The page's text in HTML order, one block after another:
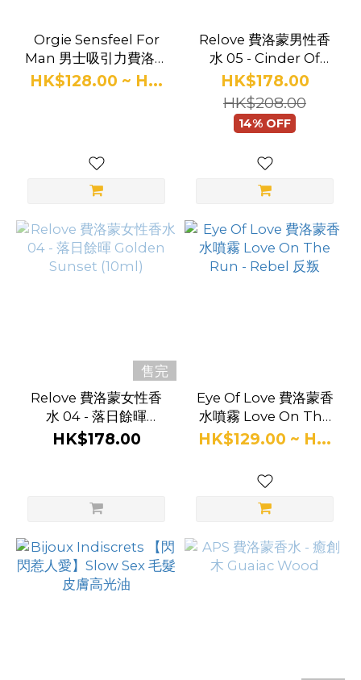
Orgie Sensfeel For
Man 男士吸引力費洛蒙
香水
HK$128.00 ~ H...
Relove 費洛蒙男性香
水 05 - Cinder Of
Tobacco Elegance 菸
草餘燼（10毫升）
HK$178.00
HK$208.00
14% OFF
售完
Relove 費洛蒙女性香
水 04 - 落日餘暉
Golden Sunset
HK$178.00
Eye Of Love 費洛蒙香
水噴霧 Love On The
Run - Rebel 反叛
HK$129.00 ~ H...